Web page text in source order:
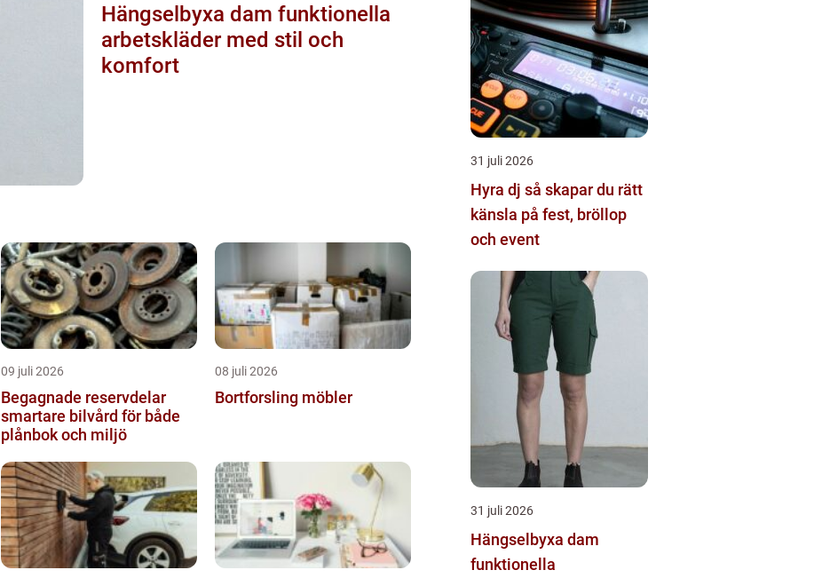
Hängselbyxa dam funktionella
arbetskläder med stil och
komfort
09 juli 2026
Begagnade reservdelar
smartare bilvård för både
plånbok och miljö
08 juli 2026
Bortforsling möbler
31 juli 2026
Hyra dj så skapar du rätt
känsla på fest, bröllop
och event
31 juli 2026
Hängselbyxa dam
funktionella